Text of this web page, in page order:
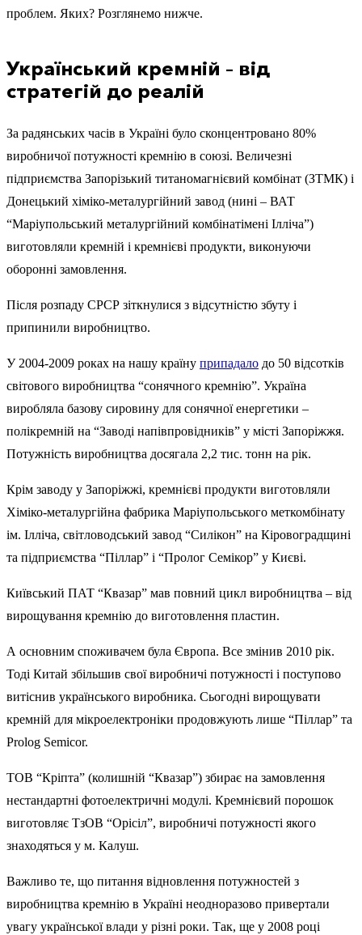
проблем. Яких? Розглянемо нижче.
Український кремній – від
стратегій до реалій
За радянських часів в Україні було сконцентровано 80%
виробничої потужності кремнію в союзі. Величезні
підприємства Запорізький титаномагнієвий комбінат (ЗТМК) і
Донецький хіміко-металургійний завод (нині – ВАТ
“Маріупольський металургійний комбінатімені Ілліча”)
виготовляли кремній і кремнієві продукти, виконуючи
оборонні замовлення.
Після розпаду СРСР зіткнулися з відсутністю збуту і
припинили виробництво.
У 2004-2009 роках на нашу країну припадало до 50 відсотків
світового виробництва “сонячного кремнію”. Україна
виробляла базову сировину для сонячної енергетики –
полікремній на “Заводі напівпровідників” у місті Запоріжжя.
Потужність виробництва досягала 2,2 тис. тонн на рік.
Крім заводу у Запоріжжі, кремнієві продукти виготовляли
Хіміко-металургійна фабрика Маріупольського меткомбінату
ім. Ілліча, світловодський завод “Силікон” на Кіровоградщині
та підприємства “Піллар” і “Пролог Семікор” у Києві.
Київський ПАТ “Квазар” мав повний цикл виробництва – від
вирощування кремнію до виготовлення пластин.
А основним споживачем була Європа. Все змінив 2010 рік.
Тоді Китай збільшив свої виробничі потужності і поступово
витіснив українського виробника. Сьогодні вирощувати
кремній для мікроелектроніки продовжують лише “Піллар” та
Prolog Semicor.
ТОВ “Кріпта” (колишній “Квазар”) збирає на замовлення
нестандартні фотоелектричні модулі. Кремнієвий порошок
виготовляє ТзОВ “Орісіл”, виробничі потужності якого
знаходяться у м. Калуш.
Важливо те, що питання відновлення потужностей з
виробництва кремнію в Україні неодноразово привертали
увагу української влади у різні роки. Так, ще у 2008 році